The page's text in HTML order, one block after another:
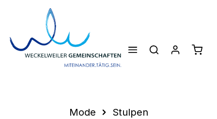
Zum Hauptinhalt springen
Mode Stulpen